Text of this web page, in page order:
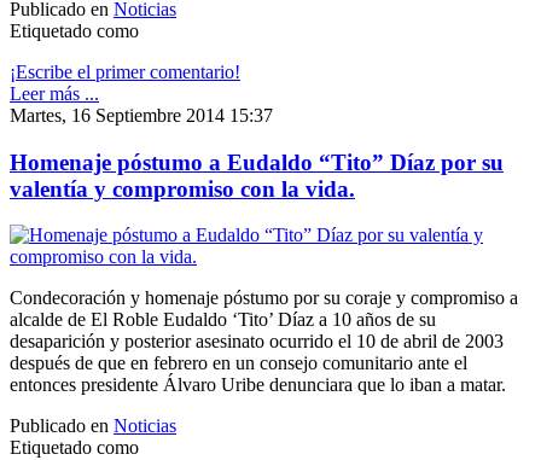
Publicado en Noticias
Etiquetado como
¡Escribe el primer comentario!
Leer más ...
Martes, 16 Septiembre 2014 15:37
Homenaje póstumo a Eudaldo “Tito” Díaz por su
valentía y compromiso con la vida.
Condecoración y homenaje póstumo por su coraje y compromiso a
alcalde de El Roble Eudaldo ‘Tito’ Díaz a 10 años de su
desaparición y posterior asesinato ocurrido el 10 de abril de 2003
después de que en febrero en un consejo comunitario ante el
entonces presidente Álvaro Uribe denunciara que lo iban a matar.
Publicado en Noticias
Etiquetado como